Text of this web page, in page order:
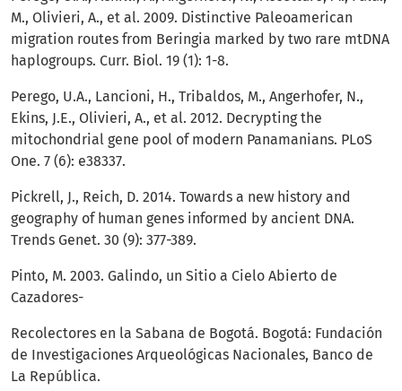
M., Olivieri, A., et al. 2009. Distinctive Paleoamerican
migration routes from Beringia marked by two rare mtDNA
haplogroups. Curr. Biol. 19 (1): 1-8.
Perego, U.A., Lancioni, H., Tribaldos, M., Angerhofer, N.,
Ekins, J.E., Olivieri, A., et al. 2012. Decrypting the
mitochondrial gene pool of modern Panamanians. PLoS
One. 7 (6): e38337.
Pickrell, J., Reich, D. 2014. Towards a new history and
geography of human genes informed by ancient DNA.
Trends Genet. 30 (9): 377-389.
Pinto, M. 2003. Galindo, un Sitio a Cielo Abierto de
Cazadores-
Recolectores en la Sabana de Bogotá. Bogotá: Fundación
de Investigaciones Arqueológicas Nacionales, Banco de
La República.